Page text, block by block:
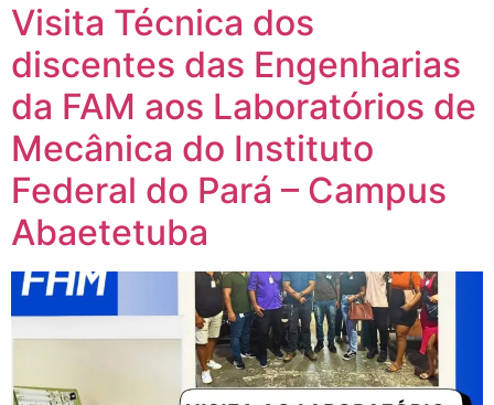
Visita Técnica dos
discentes das Engenharias
da FAM aos Laboratórios de
Mecânica do Instituto
Federal do Pará – Campus
Abaetetuba